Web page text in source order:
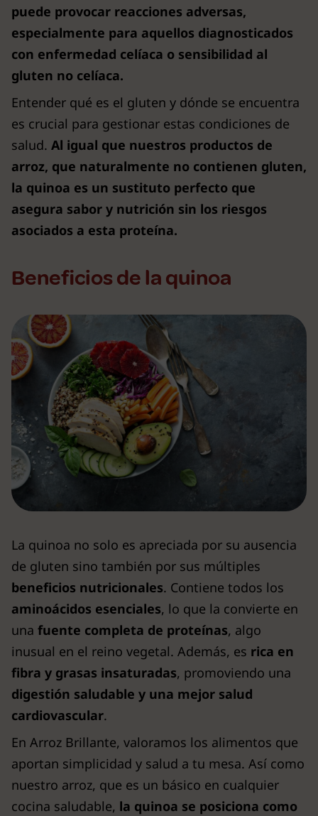
puede provocar reacciones adversas,
especialmente para aquellos diagnosticados
con enfermedad celíaca o sensibilidad al
gluten no celíaca.
Entender qué es el gluten y dónde se encuentra
es crucial para gestionar estas condiciones de
salud. Al igual que nuestros productos de
arroz, que naturalmente no contienen gluten,
la quinoa es un sustituto perfecto que
asegura sabor y nutrición sin los riesgos
asociados a esta proteína.
Beneficios de la quinoa
La quinoa no solo es apreciada por su ausencia
de gluten sino también por sus múltiples
beneficios nutricionales. Contiene todos los
aminoácidos esenciales, lo que la convierte en
una fuente completa de proteínas, algo
inusual en el reino vegetal. Además, es rica en
fibra y grasas insaturadas, promoviendo una
digestión saludable y una mejor salud
cardiovascular.
En Arroz Brillante, valoramos los alimentos que
aportan simplicidad y salud a tu mesa. Así como
nuestro arroz, que es un básico en cualquier
cocina saludable, la quinoa se posiciona como